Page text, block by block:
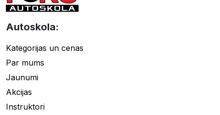
Autoskola:
Kategorijas un cenas
Par mums
Jaunumi
Akcijas
Instruktori